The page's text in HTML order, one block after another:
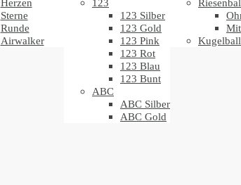
Herzen
Sterne
Runde
Airwalker
123
123 Silber
123 Gold
123 Pink
123 Rot
123 Blau
123 Bunt
ABC
ABC Silber
ABC Gold